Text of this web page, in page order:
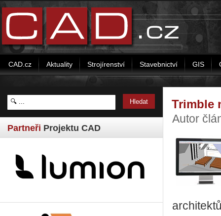
CAD.cz Aktuality Strojírenství Stavebnictví GIS
Partneři Projektu CAD
Trimble
Autor